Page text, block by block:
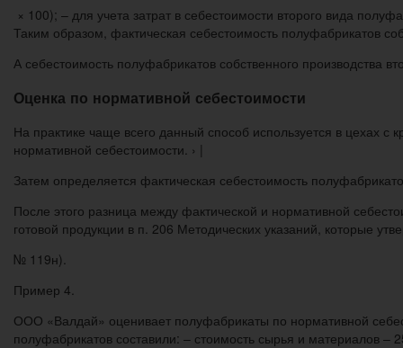
× 100); – для учета затрат в себестоимости второго вида
Таким образом, фактическая себестоимость полуфабрикатов
А себестоимость полуфабрикатов собственного производства
Оценка по нормативной себестоимости
На практике чаще всего данный способ используется в цехах
нормативной себестоимости. › |
Затем определяется фактическая себестоимость
После этого разница между фактической и нормативной
готовой продукции в п. 206 Методических указаний, которые
№ 119н).
Пример 4.
ООО «Валдай» оценивает полуфабрикаты по нормативной
полуфабрикатов составили: – стоимость сырья и материалов –